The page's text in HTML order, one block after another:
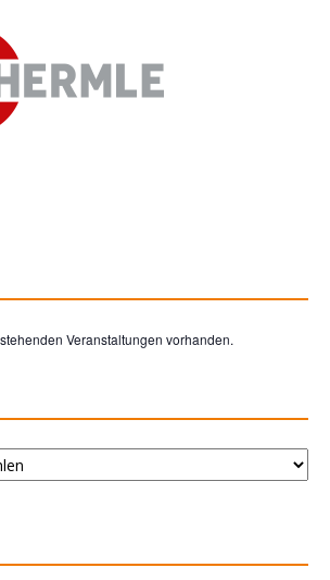
Veranstaltungen vorhanden.